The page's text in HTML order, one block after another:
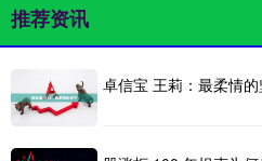
推荐资讯
卓信宝 王莉：最柔情